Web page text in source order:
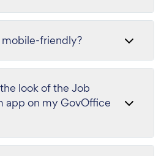
mobile-friendly?
look of the Job
app on my GovOffice